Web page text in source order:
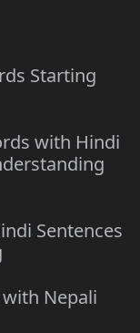
Starting
with Hindi
Sentences
Nepali